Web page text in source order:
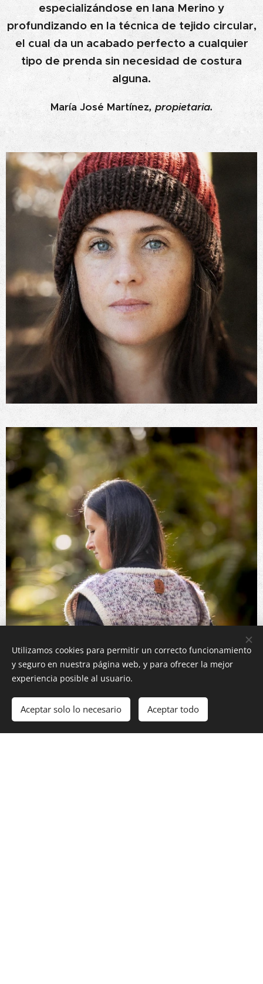
especializándose en lana Merino y
profundizando en la técnica de tejido circular,
el cual da un acabado perfecto a cualquier
tipo de prenda sin necesidad de costura
alguna.
María José Martínez, propietaria.
Utilizamos cookies para permitir un correcto funcionamiento
y seguro en nuestra página web, y para ofrecer la mejor
experiencia posible al usuario.
Aceptar solo lo necesario Aceptar todo